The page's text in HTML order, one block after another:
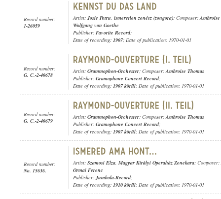
Record number:
1-26059
Artist:Josie Petru, ismeretlen zenész (zongora); Composer:
Wolfgang von Goethe
Publisher: Favorite Record;
Date of recording: 1907; Date of publication: 1970-01-01
Record number:
G. C.-2-40678
Artist: Grammophon-Orchester; Composer:Ambroise Thomas
Publisher: Gramophone Concert Record;
Date of recording: 1907 körül; Date of publication: 1970-01-01
Record number:
G. C.-2-40679
Artist: Grammophon-Orchester; Composer:Ambroise Thomas
Publisher: Gramophone Concert Record;
Date of recording: 1907 körül; Date of publication: 1970-01-01
Record number:
No. 15636.
Artist: Szamosi Elza, Magyar Királyi Operaház Zenekara; Composer:
Ormai Ferenc
Publisher:Jumbola-Record;
Date of recording: 1910 körül; Date of publication: 1970-01-01